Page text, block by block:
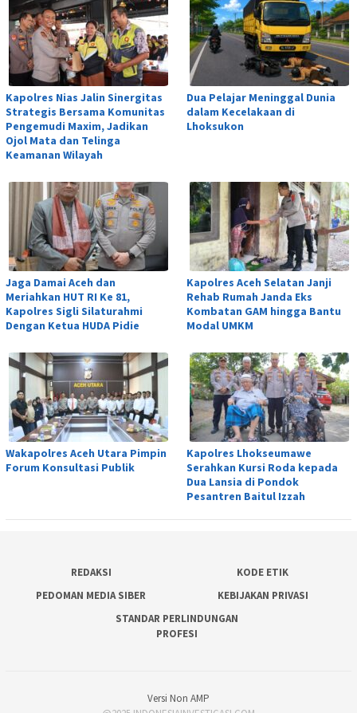
Kapolres Nias Jalin Sinergitas
Strategis Bersama Komunitas
Pengemudi Maxim, Jadikan
Ojol Mata dan Telinga
Keamanan Wilayah
Dua Pelajar Meninggal Dunia
dalam Kecelakaan di
Lhoksukon
Jaga Damai Aceh dan
Meriahkan HUT RI Ke 81,
Kapolres Sigli Silaturahmi
Dengan Ketua HUDA Pidie
Kapolres Aceh Selatan Janji
Rehab Rumah Janda Eks
Kombatan GAM hingga Bantu
Modal UMKM
Wakapolres Aceh Utara Pimpin
Forum Konsultasi Publik
Kapolres Lhokseumawe
Serahkan Kursi Roda kepada
Dua Lansia di Pondok
Pesantren Baitul Izzah
REDAKSI
KODE ETIK
PEDOMAN MEDIA SIBER
KEBIJAKAN PRIVASI
STANDAR PERLINDUNGAN
PROFESI
Versi Non AMP